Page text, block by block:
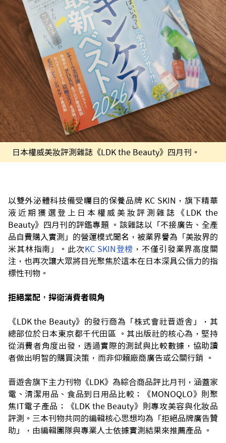
日本權威美妝評測雜誌《LDK the Beauty》四月刊。
以雙外泌體科技備受矚目的保養品牌 KC SKIN，旗下精華
液近期獲選登上日本權威美妝評測雜誌《LDK the
Beauty》四月刊的評鑑專題 。該雜誌以「不接廣告、全產
品自費購入實測」的營運模式聞名，被業界譽為「美妝界的
米其林指南」。此次KC SKIN登榜 ，不僅引發業界高度關
注，也再次讓大眾將目光聚焦於這本在日本深具公信力的指
標性刊物。
拒絕業配，捍衛消費者視角
《LDK the Beauty》的發行商為「株式會社晋遊舎」，其
總部位於日本東京都千代田區 。其出版社的核心為，堅持
從消費者角度出發，透過實際的測試與比較數據，協助讀
者做出明智的購買決策，而非仰賴廠商廣告或公關行銷 。
晋遊舎旗下主力刊物《LDK》為綜合商品評比月刊，涵蓋家
電、清潔用品、食品到日用品比較；《MONOQLO》則聚
焦IT電子產品；《LDK the Beauty》則專攻美容與化妝品
評測。三本刊物共同的編輯核心思想均為「拒絕品牌廣告贊
助」，由編輯團隊與專業人士依據實測結果來推薦產品 。